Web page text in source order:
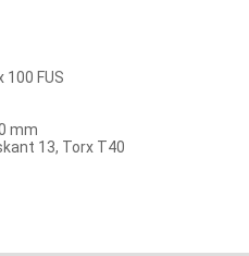
100 FUS
mm
13, Torx T40